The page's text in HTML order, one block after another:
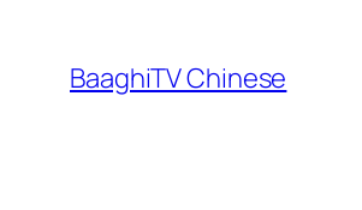
content
BaaghiTV Chinese